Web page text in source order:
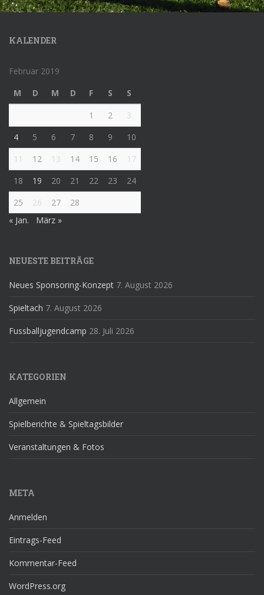
KALENDER
Februar 2019
M
D M D F S
S
1
2
3
4
5 6 7 8 9
10
11
12 13 14 15 16
17
18
19 20 21 22 23
24
25
26 27
28
« Jan.
März »
NEUESTE BEITRÄGE
Neues Sponsoring-Konzept 7. August 2026
Spieltach 7. August 2026
Fussballjugendcamp 28. Juli 2026
KATEGORIEN
Allgemein
Spielberichte & Spieltagsbilder
Veranstaltungen & Fotos
META
Anmelden
Eintrags-Feed
Kommentar-Feed
WordPress.org